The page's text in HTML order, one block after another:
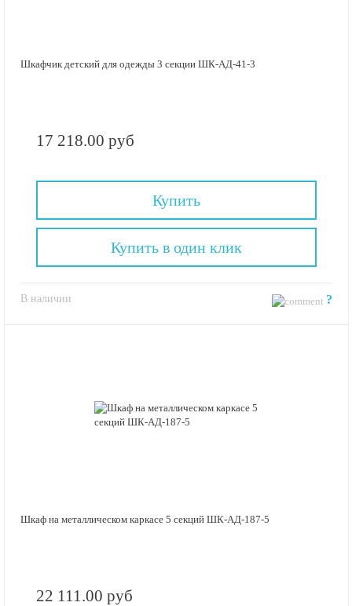
Шкафчик детский для одежды 3 секции ШК-АД-41-3
17 218.00 руб
Купить
В наличии ?
Купить в один клик
Шкаф на металлическом каркасе 5 секций ШК-АД-187-5
22 111.00 руб